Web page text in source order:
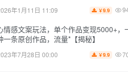
年1月11日 11:09 ￥9.9
情感文案玩法，单个作品变现5000+，
一条原创作品，流量*【揭秘】
年7月28日 00:00 ￥9.9